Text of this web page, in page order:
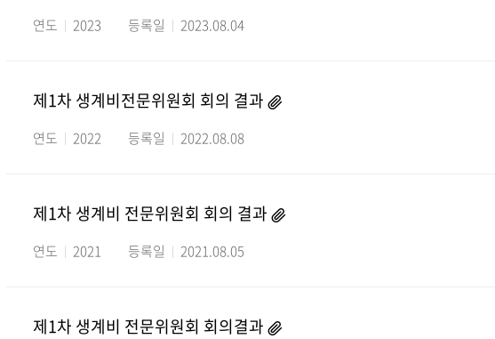
연도 2023 등록일 2023.08.04
제1차 생계비전문위원회 회의 결과
연도 2022 등록일 2022.08.08
제1차 생계비 전문위원회 회의 결과
연도 2021 등록일 2021.08.05
제1차 생계비 전문위원회 회의결과